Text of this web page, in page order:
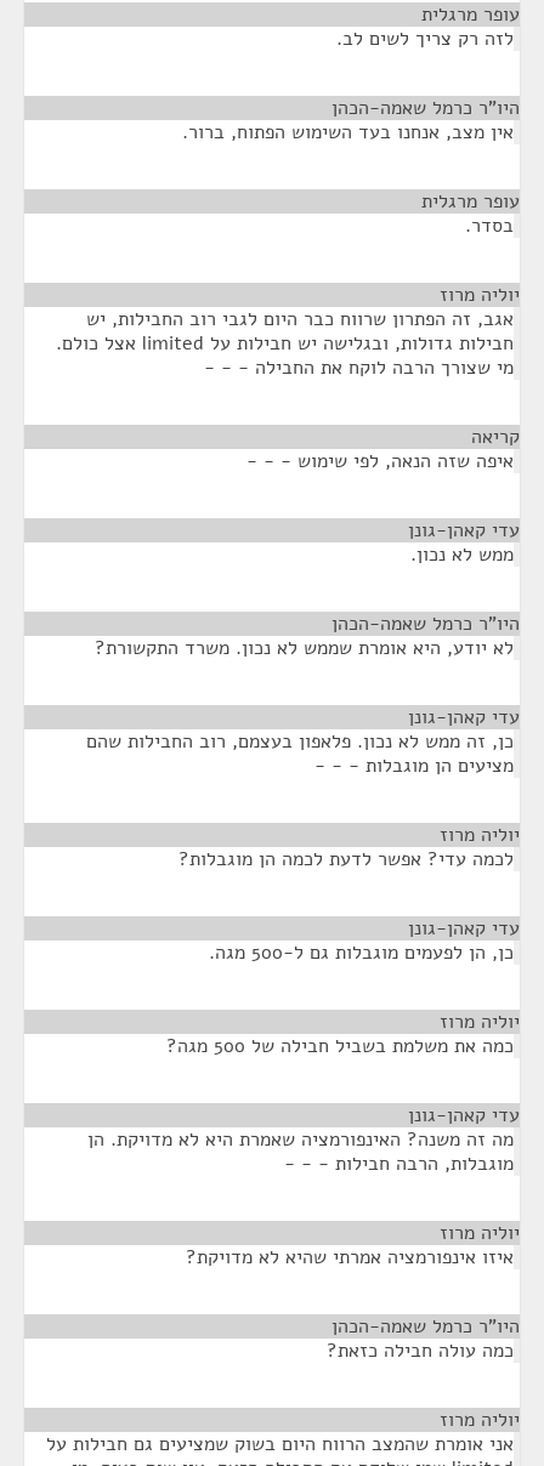
עופר מרגלית
לזה רק צריך לשים לב.
היו"ר כרמל שאמה-הכהן
אין מצב, אנחנו בעד השימוש הפתוח, ברור.
עופר מרגלית
בסדר.
יוליה מרוז
אגב, זה הפתרון שרווח כבר היום לגבי רוב החבילות, יש
חבילות גדולות, ובגלישה יש חבילות על limited אצל כולם.
מי שצורך הרבה לוקח את החבילה - - -
קריאה
איפה שזה הנאה, לפי שימוש - - -
עדי קאהן-גונן
ממש לא נכון.
היו"ר כרמל שאמה-הכהן
לא יודע, היא אומרת שממש לא נכון. משרד התקשורת?
עדי קאהן-גונן
כן, זה ממש לא נכון. פלאפון בעצמם, רוב החבילות שהם
מציעים הן מוגבלות - - -
יוליה מרוז
לכמה עדי? אפשר לדעת לכמה הן מוגבלות?
עדי קאהן-גונן
כן, הן לפעמים מוגבלות גם ל-500 מגה.
יוליה מרוז
כמה את משלמת בשביל חבילה של 500 מגה?
עדי קאהן-גונן
מה זה משנה? האינפורמציה שאמרת היא לא מדויקת. הן
מוגבלות, הרבה חבילות - - -
יוליה מרוז
איזו אינפורמציה אמרתי שהיא לא מדויקת?
היו"ר כרמל שאמה-הכהן
כמה עולה חבילה כזאת?
יוליה מרוז
אני אומרת שהמצב הרווח היום בשוק שמציעים גם חבילות על